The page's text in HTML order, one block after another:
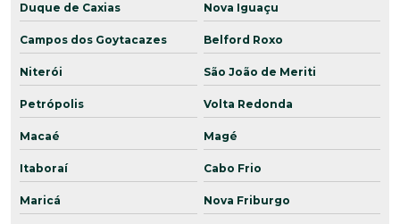
Duque de Caxias Nova Iguaçu
Campos dos Goytacazes Belford Roxo
Niterói São João de Meriti
Petrópolis Volta Redonda
Macaé Magé
Itaboraí Cabo Frio
Maricá Nova Friburgo